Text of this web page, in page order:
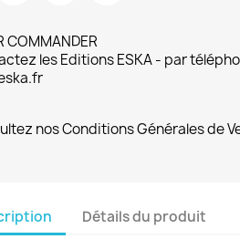
COMMANDER
les Editions ESKA - par
nos Conditions Générales de
Détails du produit